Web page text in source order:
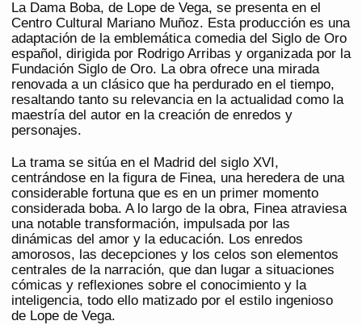
La Dama Boba, de Lope de Vega, se presenta en el
Centro Cultural Mariano Muñoz. Esta producción es una
adaptación de la emblemática comedia del Siglo de Oro
español, dirigida por Rodrigo Arribas y organizada por la
Fundación Siglo de Oro. La obra ofrece una mirada
renovada a un clásico que ha perdurado en el tiempo,
resaltando tanto su relevancia en la actualidad como la
maestría del autor en la creación de enredos y
personajes.
La trama se sitúa en el Madrid del siglo XVI,
centrándose en la figura de Finea, una heredera de una
considerable fortuna que es en un primer momento
considerada boba. A lo largo de la obra, Finea atraviesa
una notable transformación, impulsada por las
dinámicas del amor y la educación. Los enredos
amorosos, las decepciones y los celos son elementos
centrales de la narración, que dan lugar a situaciones
cómicas y reflexiones sobre el conocimiento y la
inteligencia, todo ello matizado por el estilo ingenioso
de Lope de Vega.